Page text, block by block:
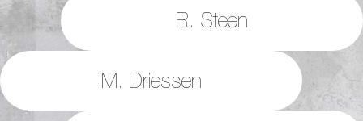
R. Steen
M. Driessen